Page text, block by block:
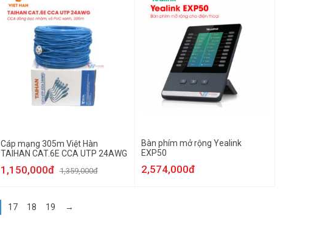
Cáp mạng 305m Việt Hàn
TAIHAN CAT.6E CCA UTP 24AWG
1,150,000đ 1,359,000đ
Bàn phím mở rộng Yealink
EXP50
2,574,000đ
17 18 19 →